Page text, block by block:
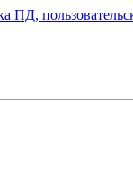
ПД,